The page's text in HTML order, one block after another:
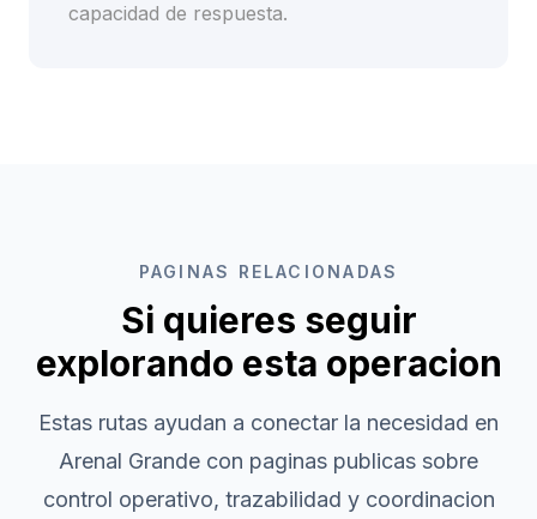
capacidad de respuesta.
PAGINAS RELACIONADAS
Si quieres seguir
explorando esta operacion
Estas rutas ayudan a conectar la necesidad en
Arenal Grande con paginas publicas sobre
control operativo, trazabilidad y coordinacion